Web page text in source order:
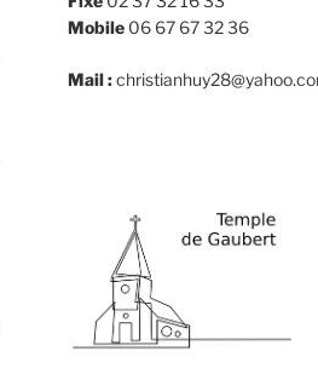
Mobile06 67 67 32 36
Mail :